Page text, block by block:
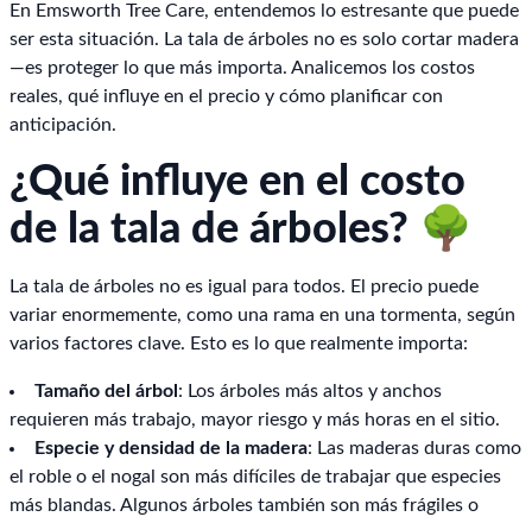
En Emsworth Tree Care, entendemos lo estresante que puede
ser esta situación. La tala de árboles no es solo cortar madera
—es proteger lo que más importa. Analicemos los costos
reales, qué influye en el precio y cómo planificar con
anticipación.
¿Qué influye en el costo
de la tala de árboles? 🌳
La tala de árboles no es igual para todos. El precio puede
variar enormemente, como una rama en una tormenta, según
varios factores clave. Esto es lo que realmente importa:
Tamaño del árbol : Los árboles más altos y anchos
requieren más trabajo, mayor riesgo y más horas en el sitio.
Especie y densidad de la madera: Las maderas duras como
el roble o el nogal son más difíciles de trabajar que especies
más blandas. Algunos árboles también son más frágiles o